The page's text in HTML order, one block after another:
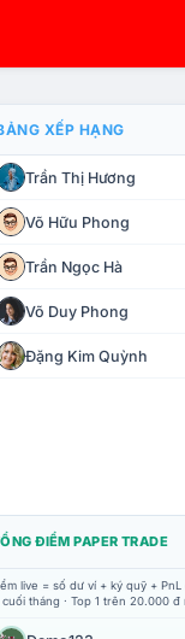
CHẾ TÀI XỬ LÝ VI
XẾP HẠNG
Trần Thị Hương
Võ Hữu Phong
Trần Ngọc Hà
Võ Duy Phong
Đặng Kim Quỳnh
ĐIỂM PAPER TRADE
live = số dư ví + ký quỹ + PnL
tháng · Top 1 trên 20.000 đ